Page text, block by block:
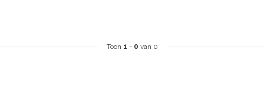
Toon 1 - 0 van 0